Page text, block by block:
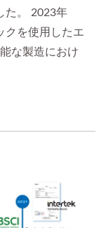
た。 2023年
クを使用したエ
な製造におけ